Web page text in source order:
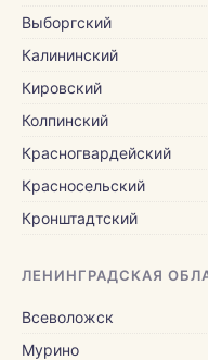
Выборгский
Калининский
Кировский
Колпинский
Красногвардейский
Красносельский
Кронштадтский
ЛЕНИНГРАДСКАЯ
Всеволожск
Мурино